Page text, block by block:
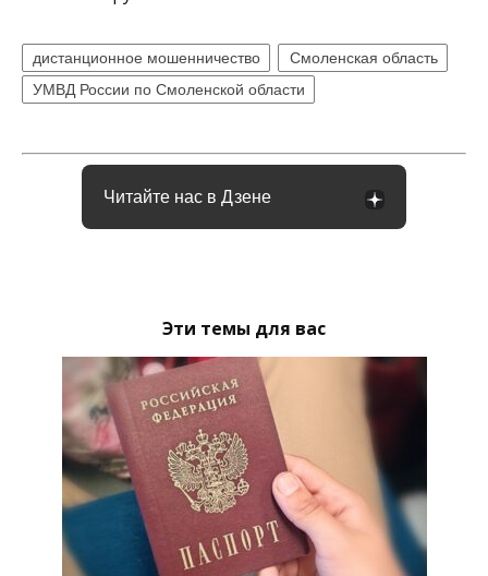
дистанционное мошенничество
Смоленская область
УМВД России по Смоленской области
Читайте нас в Дзене
Эти темы для вас